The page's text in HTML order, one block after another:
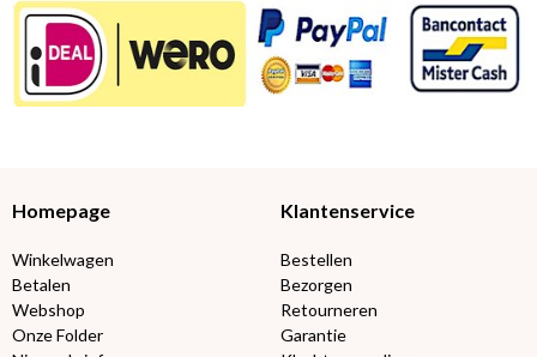
Homepage
Winkelwagen
Betalen
Webshop
Onze Folder
Klantenservice
Bestellen
Bezorgen
Retourneren
Garantie